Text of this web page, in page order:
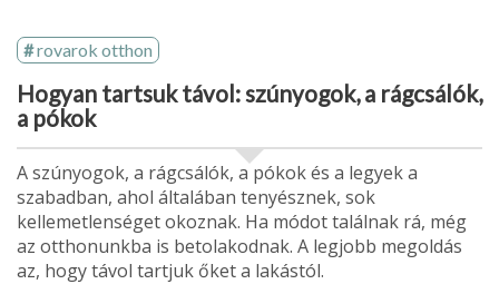
rovarok otthon
Hogyan tartsuk távol: szúnyogok, a rágcsálók,
a pókok
A szúnyogok, a rágcsálók, a pókok és a legyek a
szabadban, ahol általában tenyésznek, sok
kellemetlenséget okoznak. Ha módot találnak rá, még
az otthonunkba is betolakodnak. A legjobb megoldás
az, hogy távol tartjuk őket a lakástól.